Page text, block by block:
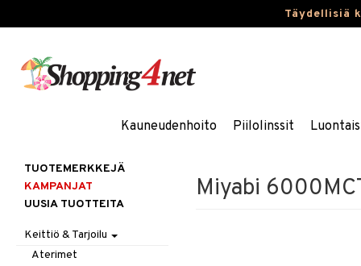
Täydellisiä
Kauneudenhoito Piilolinssit
Miyabi
TUOTEMERKKEJÄ
KAMPANJAT
UUSIA TUOTTEITA
Keittiö & Tarjoilu
Aterimet